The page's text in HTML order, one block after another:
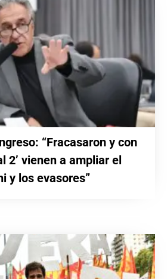
“Fracasaron y con
2’ vienen a ampliar el
y los evasores”